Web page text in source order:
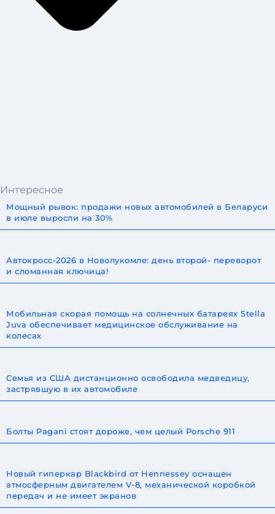
Интересное
Мощный рывок: продажи новых автомобилей в Беларуси
в июле выросли на 30%
Автокросс-2026 в Новолукомле: день второй- переворот
и сломанная ключица!
Мобильная скорая помощь на солнечных батареях Stella
Juva обеспечивает медицинское обслуживание на
колесах
Семья из США дистанционно освободила медведицу,
застрявшую в их автомобиле
Болты Pagani стоят дороже, чем целый Porsche 911
Новый гиперкар Blackbird от Hennessey оснащен
атмосферным двигателем V-8, механической коробкой
передач и не имеет экранов